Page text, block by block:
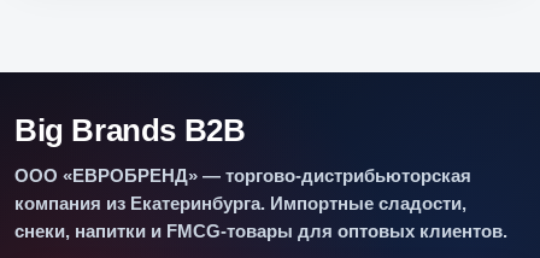
Big Brands B2B
ООО «ЕВРОБРЕНД» — торгово-дистрибьюторская
компания из Екатеринбурга. Импортные сладости,
снеки, напитки и FMCG-товары для оптовых клиентов.